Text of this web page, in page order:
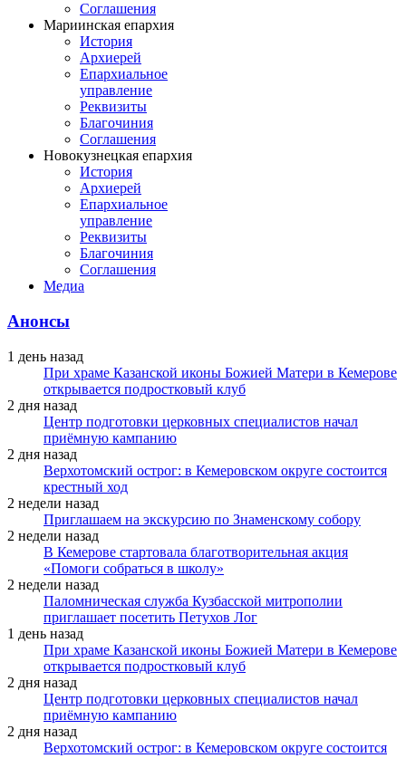
Соглашения
Мариинская епархия
История
Архиерей
Епархиальное
управление
Реквизиты
Благочиния
Соглашения
Новокузнецкая епархия
История
Архиерей
Епархиальное
управление
Реквизиты
Благочиния
Соглашения
Медиа
Анонсы
1 день назад
При храме Казанской иконы Божией Матери в Кемерове
открывается подростковый клуб
2 дня назад
Центр подготовки церковных специалистов начал
приёмную кампанию
2 дня назад
Верхотомский острог: в Кемеровском округе состоится
крестный ход
2 недели назад
Приглашаем на экскурсию по Знаменскому собору
2 недели назад
В Кемерове стартовала благотворительная акция
«Помоги собраться в школу»
2 недели назад
Паломническая служба Кузбасской митрополии
приглашает посетить Петухов Лог
1 день назад
При храме Казанской иконы Божией Матери в Кемерове
открывается подростковый клуб
2 дня назад
Центр подготовки церковных специалистов начал
приёмную кампанию
2 дня назад
Верхотомский острог: в Кемеровском округе состоится